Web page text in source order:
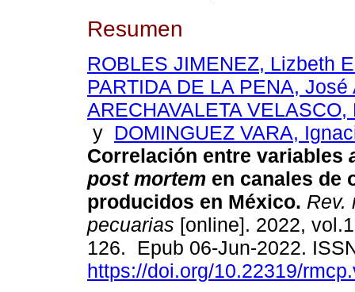
Resumen
ROBLES JIMENEZ, Lizbeth
PARTIDA DE LA PENA, José
ARECHAVALETA
y DOMINGUEZ VARA,
Correlación entre variables
post mortem en canales de
producidos en México. Rev.
pecuarias [online]. 2022,
126. Epub 06-Jun-2022.
https://doi.org/10.22319/